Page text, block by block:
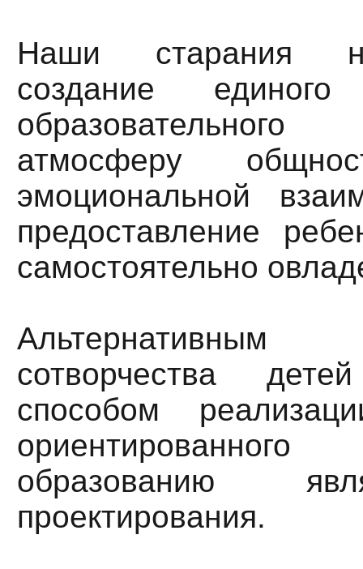
Наши старания
создание единого
образовательного
атмосферу
эмоциональной
предоставление
самостоятельно
сотворчества
способом
образованию
проектирования.